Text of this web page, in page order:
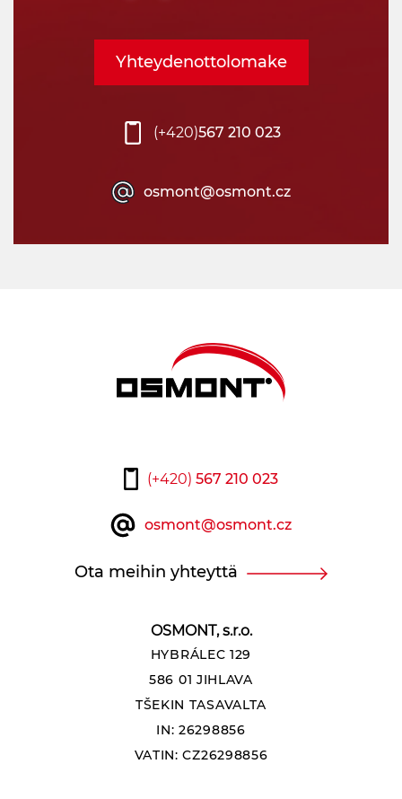
(+420)567 210 023
osmont@osmont.cz
Yhteydenottolomake
OSMONT, s.r.o.
HYBRÁLEC 129
586 01 JIHLAVA
TŠEKIN TASAVALTA
IN: 26298856
VATIN: CZ26298856
(+420) 567 210 023
osmont@osmont.cz
Ota meihin yhteyttä